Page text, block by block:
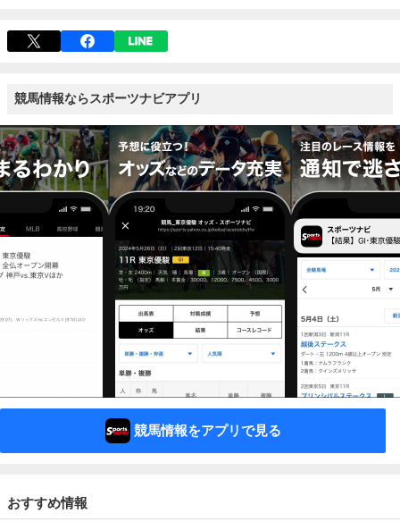
競馬情報ならスポーツナビアプリ
競馬情報をアプリで見る
おすすめ情報